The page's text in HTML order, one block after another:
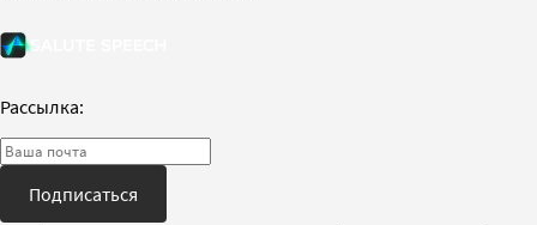
Рассылка:
Подписаться